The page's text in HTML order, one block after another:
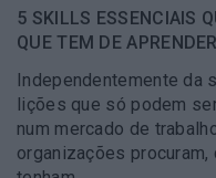
5 SKILLS ESSENCIAIS
QUE TEM DE APRENDER
Independentemente da
lições que só podem
num mercado de
organizações